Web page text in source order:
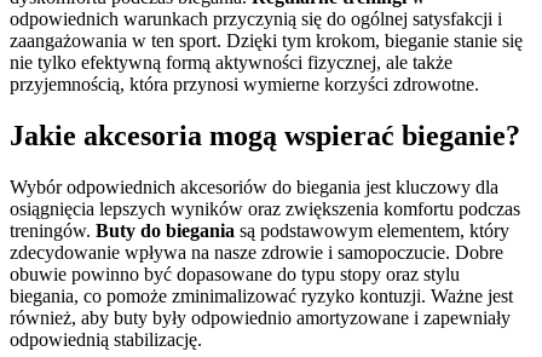
odpowiednich warunkach przyczynią się do ogólnej satysfakcji i
zaangażowania w ten sport. Dzięki tym krokom, bieganie stanie się
nie tylko efektywną formą aktywności fizycznej, ale także
przyjemnością, która przynosi wymierne korzyści zdrowotne.
Jakie akcesoria mogą wspierać bieganie?
Wybór odpowiednich akcesoriów do biegania jest kluczowy dla
osiągnięcia lepszych wyników oraz zwiększenia komfortu podczas
treningów. Buty do biegania są podstawowym elementem, który
zdecydowanie wpływa na nasze zdrowie i samopoczucie. Dobre
obuwie powinno być dopasowane do typu stopy oraz stylu
biegania, co pomoże zminimalizować ryzyko kontuzji. Ważne jest
również, aby buty były odpowiednio amortyzowane i zapewniały
odpowiednią stabilizację.